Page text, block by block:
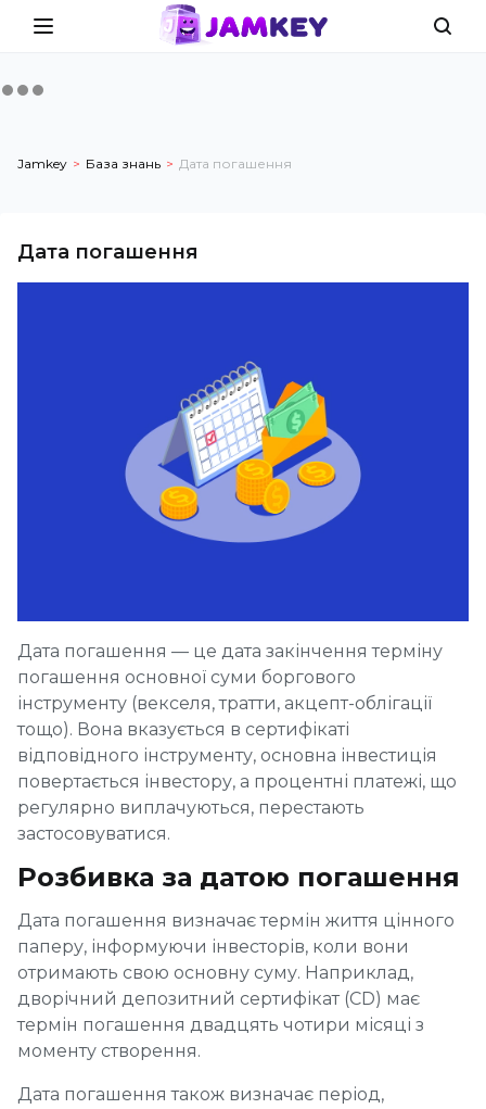
Jamkey База знань Дата погашення
Дата погашення
Дата погашення — це дата закінчення терміну
погашення основної суми боргового
інструменту (векселя, тратти, акцепт-облігації
тощо). Вона вказується в сертифікаті
відповідного інструменту, основна інвестиція
повертається інвестору, а процентні платежі, що
регулярно виплачуються, перестають
застосовуватися.
Розбивка за датою погашення
Дата погашення визначає термін життя цінного
паперу, інформуючи інвесторів, коли вони
отримають свою основну суму. Наприклад,
дворічний депозитний сертифікат (CD) має
термін погашення двадцять чотири місяці з
моменту створення.
Дата погашення також визначає період,